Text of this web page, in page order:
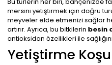
mersini yetiştirmek için doğru
meyveler elde etmenizi sağlar
artırır. Ayrıca, bu bitkilerin besin
antioksidan özellikleri ile
Yetiştirme